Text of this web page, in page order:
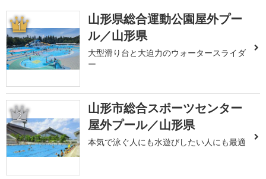
1
山形県総合運動公園屋外プー
ル／山形県
大型滑り台と大迫力のウォータースライダ
ー
2
山形市総合スポーツセンター
屋外プール／山形県
本気で泳ぐ人にも水遊びしたい人にも最適